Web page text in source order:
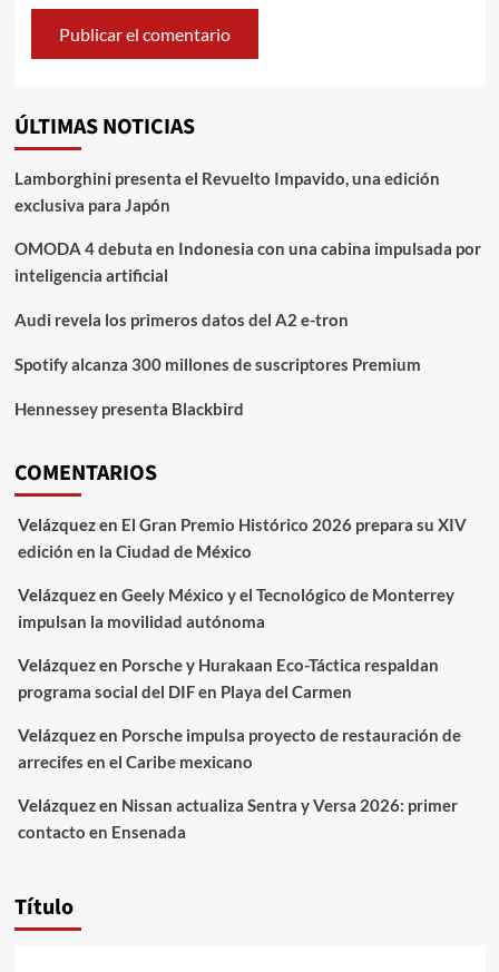
ÚLTIMAS NOTICIAS
Lamborghini presenta el Revuelto Impavido, una edición
exclusiva para Japón
OMODA 4 debuta en Indonesia con una cabina impulsada por
inteligencia artificial
Audi revela los primeros datos del A2 e-tron
Spotify alcanza 300 millones de suscriptores Premium
Hennessey presenta Blackbird
COMENTARIOS
Velázquezen El Gran Premio Histórico 2026 prepara su XIV
edición en la Ciudad de México
Velázquezen Geely México y el Tecnológico de Monterrey
impulsan la movilidad autónoma
Velázquezen Porsche y Hurakaan Eco-Táctica respaldan
programa social del DIF en Playa del Carmen
Velázquezen Porsche impulsa proyecto de restauración de
arrecifes en el Caribe mexicano
Velázquezen Nissan actualiza Sentra y Versa 2026: primer
contacto en Ensenada
Título